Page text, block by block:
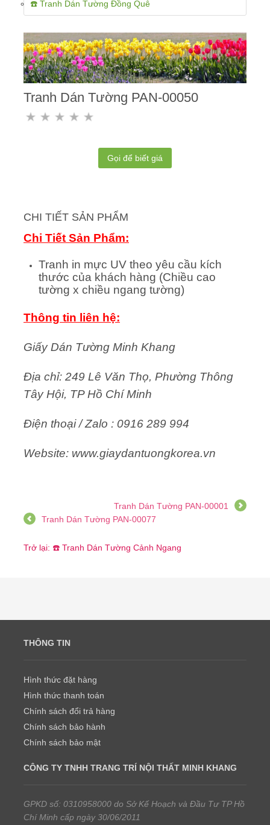
☎️ Tranh Dán Tường Đồng Quê
Tranh Dán Tường PAN-00050
Gọi để biết giá
CHI TIẾT SẢN PHẨM
Chi Tiết Sản Phẩm:
Tranh in mực UV theo yêu cầu kích
thước của khách hàng (Chiều cao
tường x chiều ngang tường)
Thông tin liên hệ:
Giấy Dán Tường Minh Khang
Địa chỉ: 249 Lê Văn Thọ, Phường Thông
Tây Hội, TP Hồ Chí Minh
Điện thoại / Zalo : 0916 289 994
Website: www.giaydantuongkorea.vn
Tranh Dán Tường PAN-00001
Tranh Dán Tường PAN-00077
Trở lại: ☎️ Tranh Dán Tường Cảnh Ngang
THÔNG TIN
Hình thức đặt hàng
Hình thức thanh toán
Chính sách đổi trả hàng
Chính sách bảo hành
Chính sách bảo mật
CÔNG TY TNHH TRANG TRÍ NỘI THẤT MINH KHANG
GPKD số: 0310958000 do Sở Kế Hoạch và Đầu Tư TP Hồ
Chí Minh cấp ngày 30/06/2011